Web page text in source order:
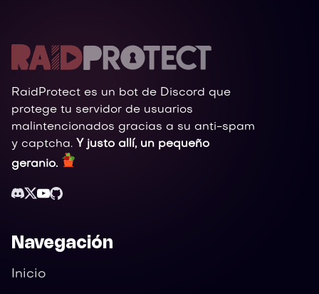
RaidProtect es un bot de Discord que
protege tu servidor de usuarios
malintencionados gracias a su anti-spam
y captcha. Y justo allí, un pequeño
geranio.
Navegación
Inicio